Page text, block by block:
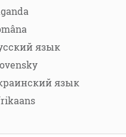
язык
язык